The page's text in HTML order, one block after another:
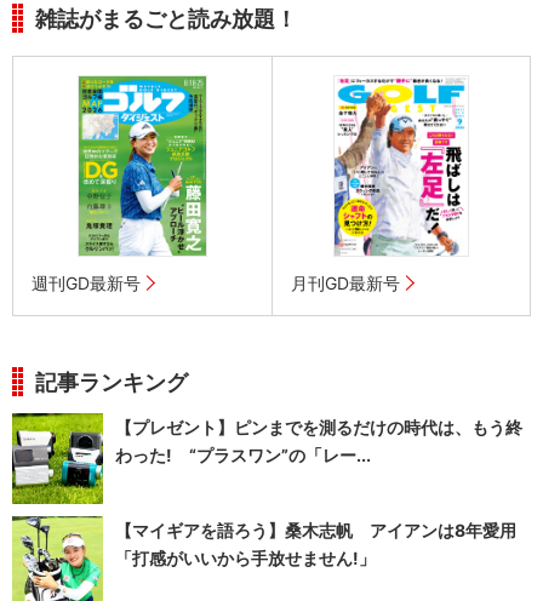
雑誌がまるごと読み放題！
週刊GD最新号 月刊GD最新号
記事ランキング
【プレゼント】ピンまでを測るだけの時代は、もう終
わった! “プラスワン”の「レー...
【マイギアを語ろう】桑木志帆 アイアンは8年愛用
「打感がいいから手放せません!」